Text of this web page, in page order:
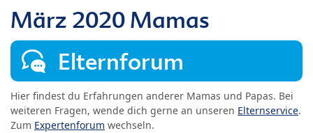
März 2020 Mamas
Elternforum
Hier findest du Erfahrungen anderer Mamas und Papas. Bei
weiteren Fragen, wende dich gerne an unseren Elternservice.
Zum Expertenforum wechseln.